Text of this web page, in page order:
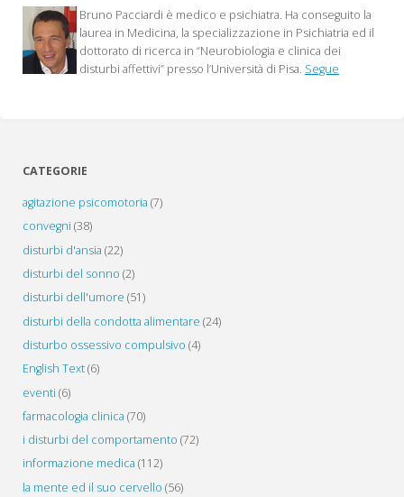
ossessioni"
Bruno Pacciardi è medico e psichiatra. Ha conseguito la
laurea in Medicina, la specializzazione in Psichiatria ed il
dottorato di ricerca in “Neurobiologia e clinica dei
disturbi affettivi” presso l’Università di Pisa. Segue
CATEGORIE
agitazione psicomotoria (7)
convegni (38)
disturbi d'ansia (22)
disturbi del sonno (2)
disturbi dell'umore (51)
disturbi della condotta alimentare (24)
disturbo ossessivo compulsivo (4)
English Text(6)
eventi (6)
farmacologia clinica (70)
i disturbi del comportamento (72)
informazione medica (112)
la mente ed il suo cervello (56)